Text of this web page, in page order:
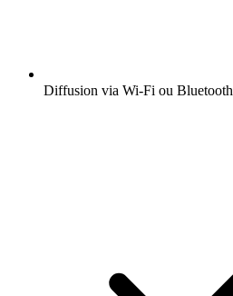
Diffusion via Wi-Fi ou Bluetooth